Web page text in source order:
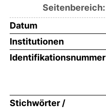
Seitenbereich:
Datum
Institutionen
Identifikationsnummer
Stichwörter /